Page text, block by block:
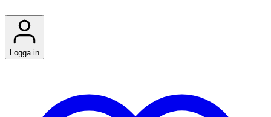
Logga in